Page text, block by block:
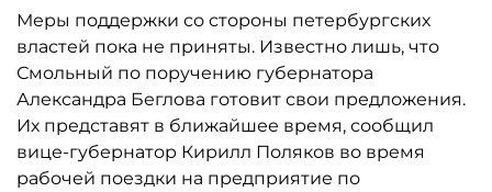
Меры поддержки со стороны петербургских
властей пока не приняты. Известно лишь, что
Смольный по поручению губернатора
Александра Беглова готовит свои предложения.
Их представят в ближайшее время, сообщил
вице-губернатор Кирилл Поляков во время
рабочей поездки на предприятие по